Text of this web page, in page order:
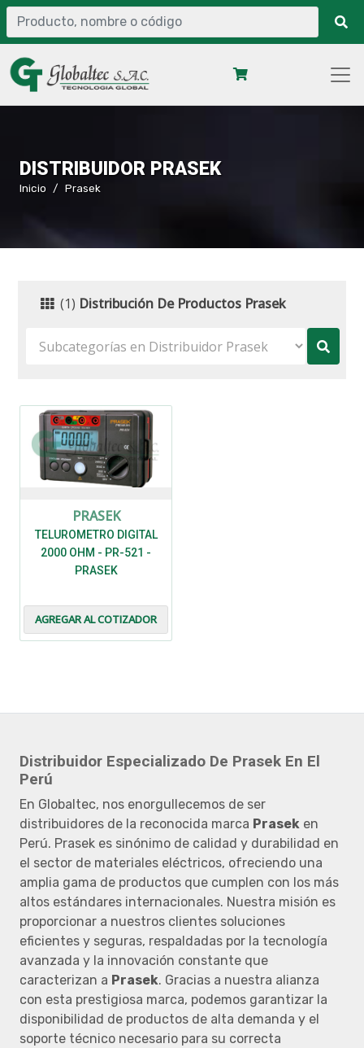
DISTRIBUIDOR PRASEK
Inicio Prasek
(1) Distribución De Productos Prasek
PRASEK
TELUROMETRO DIGITAL
2000 OHM - PR-521 -
PRASEK
AGREGAR AL COTIZADOR
Distribuidor Especializado De Prasek En El
Perú
En Globaltec, nos enorgullecemos de ser
distribuidores de la reconocida marca Prasek en
Perú. Prasek es sinónimo de calidad y durabilidad en
el sector de materiales eléctricos, ofreciendo una
amplia gama de productos que cumplen con los más
altos estándares internacionales. Nuestra misión es
proporcionar a nuestros clientes soluciones
eficientes y seguras, respaldadas por la tecnología
avanzada y la innovación constante que
caracterizan a Prasek. Gracias a nuestra alianza
con esta prestigiosa marca, podemos garantizar la
disponibilidad de productos de alta demanda y el
soporte técnico necesario para su correcta